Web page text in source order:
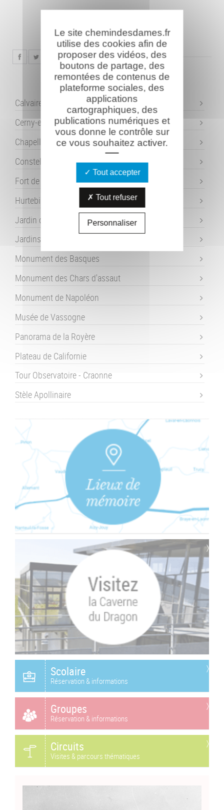
Calvaire de l'Ange-Gardien
Cerny-en-Laonnois
Chapelle Ste Berthe
Constellation de la Douleur
Fort de Condé
Hurtebise
Jardin de Mémoire - Laffaux
Jardins de la Paix - Craonne
Monument des Basques
Monument des Chars d'assaut
Monument de Napoléon
Musée de Vassogne
Panorama de la Royère
Plateau de Californie
Tour Observatoire - Craonne
Stèle Apollinaire
Scolaire
Réservation & informations
Groupes
Réservation & informations
Circuits
Visites & parcours thématiques
Le site chemindesdames.fr
utilise des cookies afin de
proposer des vidéos, des
boutons de partage, des
remontées de contenus de
plateforme sociales, des
applications
cartographiques, des
publications numériques et
vous donne le contrôle sur
ce vous souhaitez activer.
Tout accepter
Tout refuser
Personnaliser